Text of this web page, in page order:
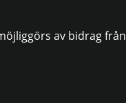
av bidrag från